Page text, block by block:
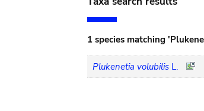
1 species matching
Plukenetia volubilis L.